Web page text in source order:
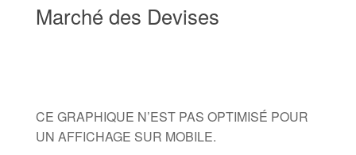
Marché des Devises
CE GRAPHIQUE N’EST PAS OPTIMISÉ POUR
UN AFFICHAGE SUR MOBILE.